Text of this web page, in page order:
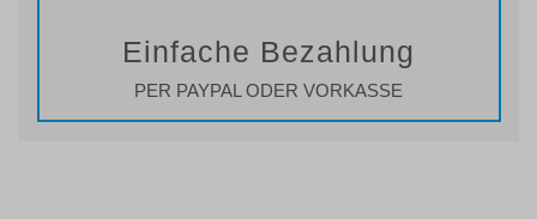
Einfache Bezahlung
PER PAYPAL ODER VORKASSE